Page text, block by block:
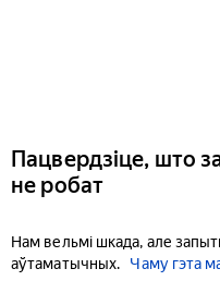
Пацвердзіце, што
не робат
Нам вельмі шкада, але
аўтаматычных.
Чаму гэта